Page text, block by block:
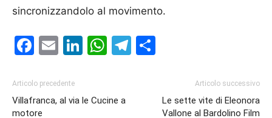
sincronizzandolo al movimento.
Facebook
EmailLinkedIn
WhatsApp
Telegram
Articolo precedente
Villafranca, al via le Cucine a
motore
Articolo successivo
Le sette vite di Eleonora
Vallone al Bardolino Film